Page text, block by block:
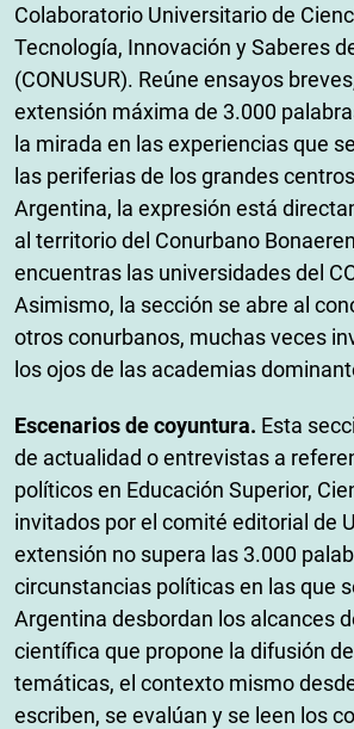
Colaboratorio Universitario de
Tecnología, Innovación y Saberes
(CONUSUR). Reúne ensayos
extensión máxima de 3.000
la mirada en las experiencias que
las periferias de los grandes
Argentina, la expresión está
al territorio del Conurbano
encuentras las universidades del
Asimismo, la sección se abre al
otros conurbanos, muchas veces
los ojos de las academias
Escenarios de coyuntura. Esta
de actualidad o entrevistas a
políticos en Educación Superior,
invitados por el comité editorial de
extensión no supera las 3.000
circunstancias políticas en las que
Argentina desbordan los alcances
científica que propone la difusión
temáticas, el contexto mismo
escriben, se evalúan y se leen los